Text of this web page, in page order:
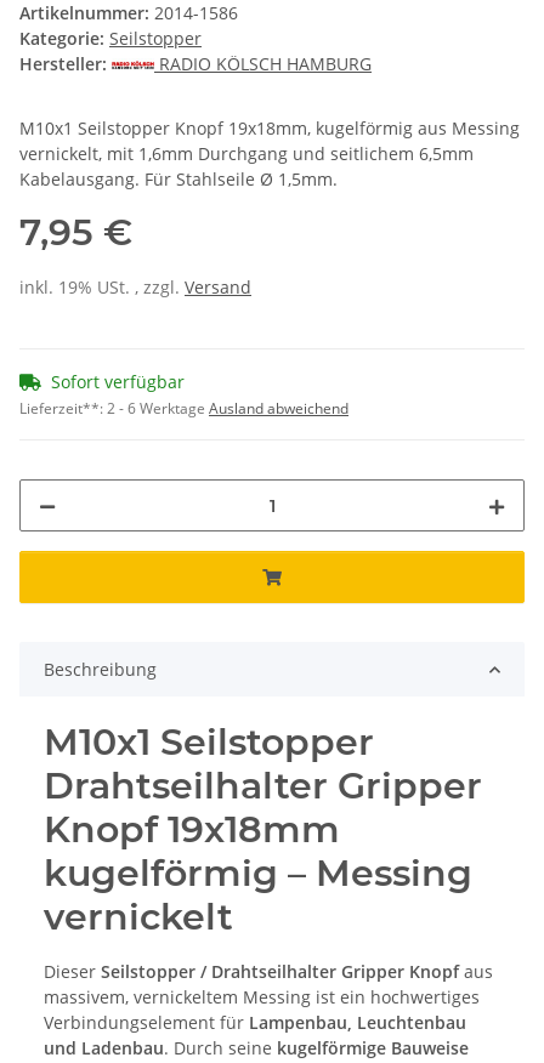
Artikelnummer: 2014-1586
Kategorie: Seilstopper
Hersteller:
RADIO KÖLSCH HAMBURG
M10x1 Seilstopper Knopf 19x18mm, kugelförmig aus Messing
vernickelt, mit 1,6mm Durchgang und seitlichem 6,5mm
Kabelausgang. Für Stahlseile Ø 1,5mm.
7,95 €
inkl. 19% USt. , zzgl. Versand
Sofort verfügbar
Lieferzeit**:2 - 6 Werktage Ausland abweichend
Beschreibung
M10x1 Seilstopper
Drahtseilhalter Gripper
Knopf 19x18mm
kugelförmig – Messing
vernickelt
Dieser Seilstopper / Drahtseilhalter Gripper Knopfaus
massivem, vernickeltem Messing ist ein hochwertiges
Verbindungselement für Lampenbau, Leuchtenbau
und Ladenbau. Durch seine kugelförmige Bauweise